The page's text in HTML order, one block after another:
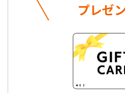
プレゼ